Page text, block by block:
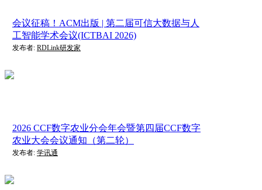
会议征稿！ACM出版 | 第二届可信大数据与人
工智能学术会议(ICTBAI 2026)
发布者: RDLink研发家
2026 CCF数字农业分会年会暨第四届CCF数字
农业大会会议通知（第二轮）
发布者: 学讯通